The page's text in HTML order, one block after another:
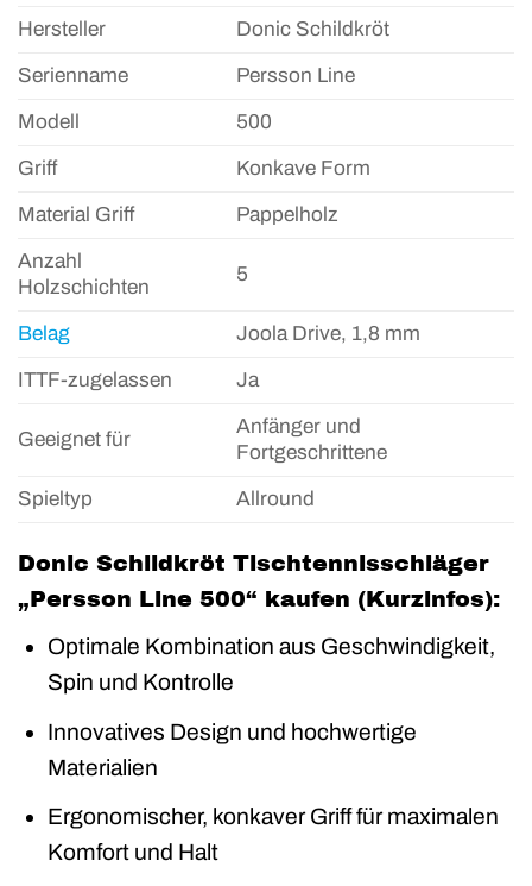
Hersteller Donic Schildkröt
Serienname Persson Line
Modell 500
Griff Konkave Form
Material Griff Pappelholz
Anzahl
Holzschichten
5
Belag Joola Drive, 1,8 mm
ITTF-zugelassen Ja
Geeignet für
Anfänger und
Fortgeschrittene
Spieltyp Allround
Donic Schildkröt Tischtennisschläger
„Persson Line 500“ kaufen (Kurzinfos):
Optimale Kombination aus Geschwindigkeit,
Spin und Kontrolle
Innovatives Design und hochwertige
Materialien
Ergonomischer, konkaver Griff für maximalen
Komfort und Halt